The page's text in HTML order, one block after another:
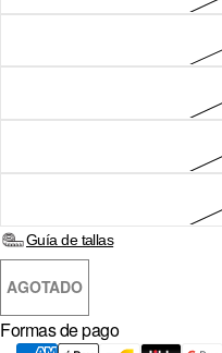
Sign in
COUNTRY & CURRENCY
BG · € — BULGARIA
CZ · KČ — CHEQUIA
DK · KR. — DINAMARCA
Guía de tallas
AGOTADO
Formas de pago